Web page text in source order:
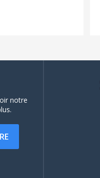
notre